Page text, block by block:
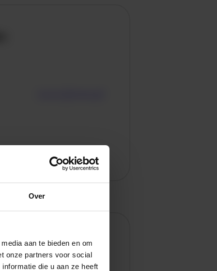
Over
aan te bieden en om
onze partners voor social
die u aan ze heeft